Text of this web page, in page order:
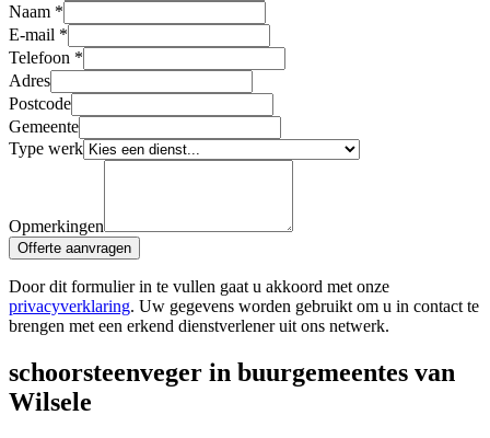
Naam *
E-mail *
Telefoon *
Adres
Postcode
Gemeente
Type werk
Opmerkingen
Offerte aanvragen
Door dit formulier in te vullen gaat u akkoord met onze
privacyverklaring. Uw gegevens worden gebruikt om u in contact te
brengen met een erkend dienstverlener uit ons netwerk.
schoorsteenveger in buurgemeentes van
Wilsele